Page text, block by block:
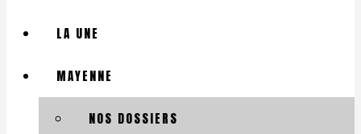
LA UNE
MAYENNE
NOS DOSSIERS